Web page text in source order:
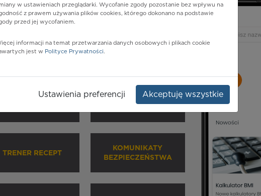
ochrony zdrowia
INHALATORY
TRENER RECEPT
KOMUNIKATY
BEZPIECZEŃSTWA
w ustawieniach przeglądarki. Wycofanie zgody pozostanie bez wpływu na
z prawem używania plików cookies, którego dokonano na podstawie
przed jej wycofaniem.
informacji na temat przetwarzania danych osobowych i plikach cookie
jest w Polityce Prywatności.
Ustawienia preferencji Akceptuję wszystkie